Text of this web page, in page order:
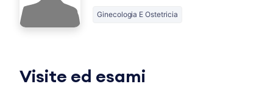
Ginecologia E Ostetricia
Visite ed esami